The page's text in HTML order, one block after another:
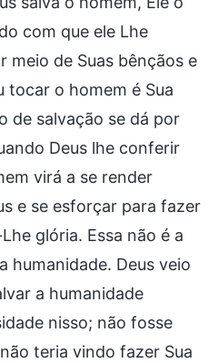
com que ele Lhe
meio de Suas bênçãos e
tocar o homem é Sua
de salvação se dá por
Deus lhe conferir
virá a se render
e se esforçar para fazer
glória. Essa não é a
humanidade. Deus veio
a humanidade
nisso; não fosse
teria vindo fazer Sua